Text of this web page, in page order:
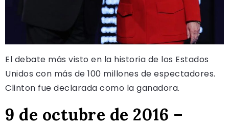
El debate más visto en la historia de los Estados
Unidos con más de 100 millones de espectadores.
Clinton fue declarada como la ganadora.
9 de octubre de 2016 –